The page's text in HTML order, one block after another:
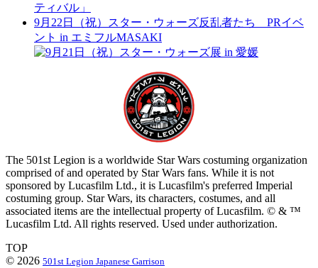
ティバル」
9月22日（祝）スター・ウォーズ反乱者たち PRイベ
ント in エミフルMASAKI
The 501st Legion is a worldwide Star Wars costuming organization
comprised of and operated by Star Wars fans. While it is not
sponsored by Lucasfilm Ltd., it is Lucasfilm's preferred Imperial
costuming group. Star Wars, its characters, costumes, and all
associated items are the intellectual property of Lucasfilm. © & ™
Lucasfilm Ltd. All rights reserved. Used under authorization.
TOP
© 2026 501st Legion Japanese Garrison